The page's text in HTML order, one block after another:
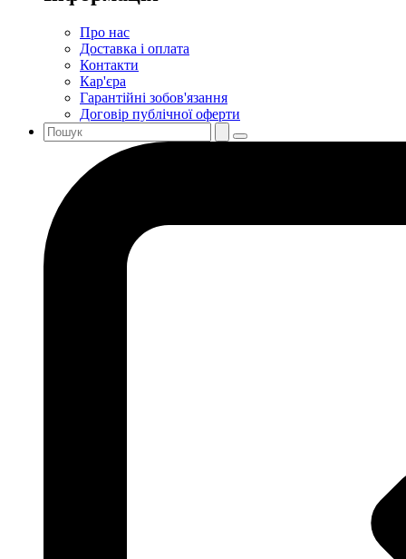
Про нас
Доставка і оплата
Контакти
Кар'єра
Гарантійні зобов'язання
Договір публічної оферти